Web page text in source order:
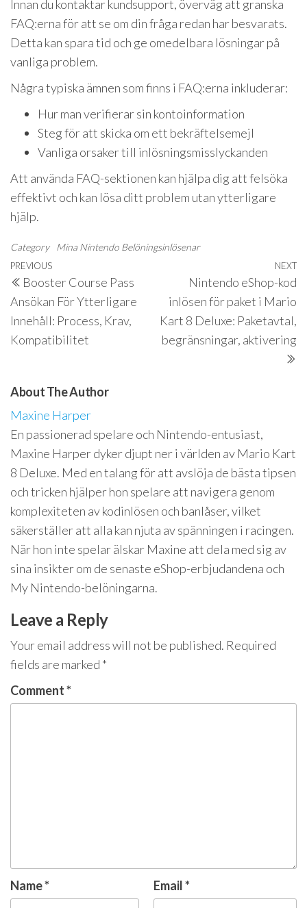
Innan du kontaktar kundsupport, överväg att granska
FAQ:erna för att se om din fråga redan har besvarats.
Detta kan spara tid och ge omedelbara lösningar på
vanliga problem.
Några typiska ämnen som finns i FAQ:erna inkluderar:
Hur man verifierar sin kontoinformation
Steg för att skicka om ett bekräftelsemejl
Vanliga orsaker till inlösningsmisslyckanden
Att använda FAQ-sektionen kan hjälpa dig att felsöka
effektivt och kan lösa ditt problem utan ytterligare
hjälp.
Category Mina Nintendo Belöningsinlösenar
Post
navigation
Previous
Post
PREVIOUS
Booster Course Pass
Ansökan För Ytterligare
Innehåll: Process, Krav,
Kompatibilitet
NEXT
Nintendo eShop-kod
inlösen för paket i Mario
Kart 8 Deluxe: Paketavtal,
begränsningar, aktivering
About The Author
Maxine Harper
En passionerad spelare och Nintendo-entusiast,
Maxine Harper dyker djupt ner i världen av Mario Kart
8 Deluxe. Med en talang för att avslöja de bästa tipsen
och tricken hjälper hon spelare att navigera genom
komplexiteten av kodinlösen och banlåser, vilket
säkerställer att alla kan njuta av spänningen i racingen.
När hon inte spelar älskar Maxine att dela med sig av
sina insikter om de senaste eShop-erbjudandena och
My Nintendo-belöningarna.
Leave a Reply
Your email address will not be published. Required
fields are marked *
Comment*
Name* Email*